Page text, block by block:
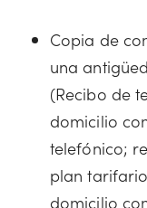
Copia de
una
(Recibo de
domicilio
telefónico;
plan
domicilio